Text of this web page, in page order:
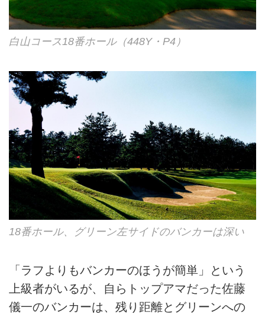
白山コース18番ホール（448Y・P4）
18番ホール、グリーン左サイドのバンカーは深い
「ラフよりもバンカーのほうが簡単」という
上級者がいるが、自らトップアマだった佐藤
儀一のバンカーは、残り距離とグリーンへの